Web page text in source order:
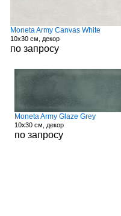
Moneta Army Canvas White
10x30 см, декор
по запросу
Moneta Army Glaze Grey
10x30 см, декор
по запросу